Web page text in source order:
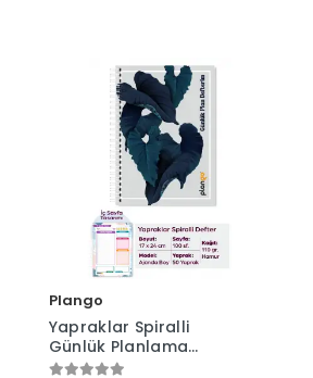
Plango
Yapraklar Spiralli
Günlük Planlama
Defteri - 100 Sayfa -